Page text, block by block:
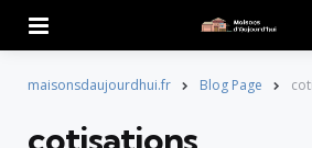
maisonsdaujourdhui.fr Blog Page
cotisations